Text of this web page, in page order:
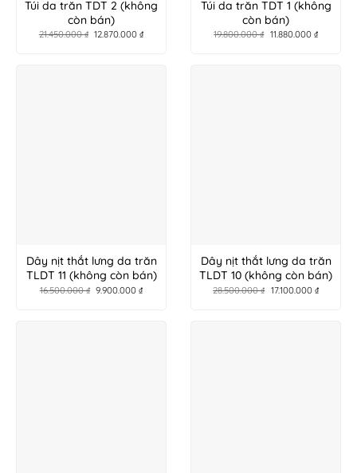
Túi da trăn TDT 2 (không
còn bán)
21.450.000₫ 12.870.000₫
Túi da trăn TDT 1 (không
còn bán)
19.800.000₫ 11.880.000 ₫
Dây nịt thắt lưng da trăn
TLDT 11 (không còn bán)
16.500.000₫ 9.900.000₫
Dây nịt thắt lưng da trăn
TLDT 10 (không còn bán)
28.500.000₫ 17.100.000 ₫